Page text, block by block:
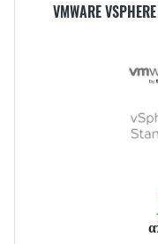
VMWARE